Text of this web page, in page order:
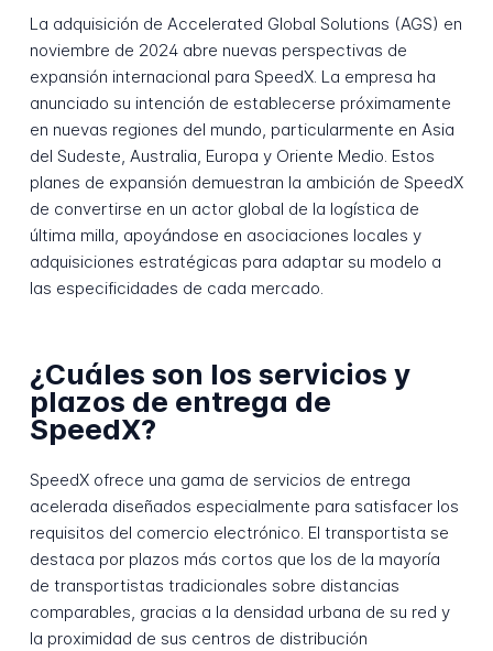
La adquisición de Accelerated Global Solutions (AGS) en
noviembre de 2024 abre nuevas perspectivas de
expansión internacional para SpeedX. La empresa ha
anunciado su intención de establecerse próximamente
en nuevas regiones del mundo, particularmente en Asia
del Sudeste, Australia, Europa y Oriente Medio. Estos
planes de expansión demuestran la ambición de SpeedX
de convertirse en un actor global de la logística de
última milla, apoyándose en asociaciones locales y
adquisiciones estratégicas para adaptar su modelo a
las especificidades de cada mercado.
¿Cuáles son los servicios y
plazos de entrega de
SpeedX?
SpeedX ofrece una gama de servicios de entrega
acelerada diseñados especialmente para satisfacer los
requisitos del comercio electrónico. El transportista se
destaca por plazos más cortos que los de la mayoría
de transportistas tradicionales sobre distancias
comparables, gracias a la densidad urbana de su red y
la proximidad de sus centros de distribución